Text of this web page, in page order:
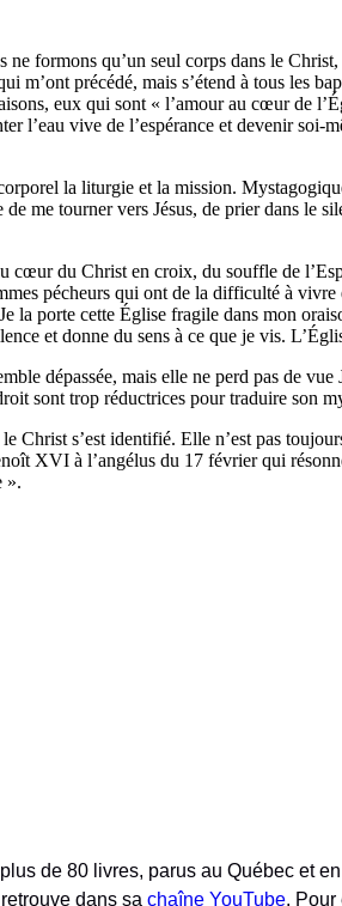
formons qu’un seul corps dans le
m’ont précédé, mais s’étend à tous les
eux qui sont « l’amour au cœur de
l’eau vive de l’espérance et devenir
la liturgie et la mission.
de me tourner vers Jésus, de prier dans
cœur du Christ en croix, du souffle de
pécheurs qui ont de la difficulté à
la porte cette Église fragile dans mon
et donne du sens à ce que je vis.
dépassée, mais elle ne perd pas de
sont trop réductrices pour traduire son
Christ s’est identifié. Elle n’est pas
XVI à l’angélus du 17 février qui
».
de 80 livres, parus au Québec et
dans sa chaîne YouTube. Pour